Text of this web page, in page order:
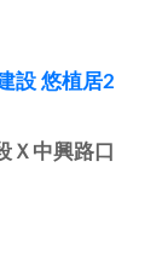
設 悠植居2
Ｘ中興路口